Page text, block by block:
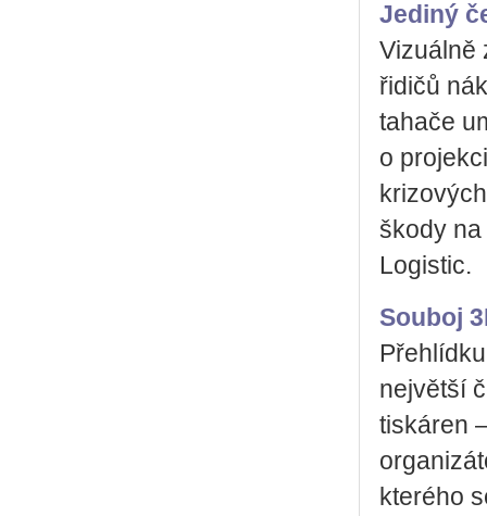
Jediný
Vizuálně
řidičů
tahače
o
škody
Logistic.
Souboj
největší
tiskáren
kterého